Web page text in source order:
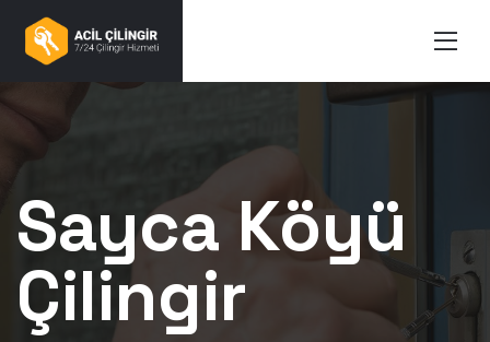
Sayca Köyü
Çilingir